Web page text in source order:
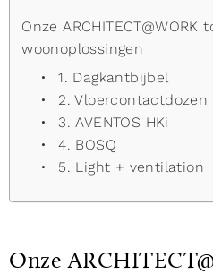
Onze
woonoplossingen
1. Dagkantbijbel
2. Vloercontactdozen
3. AVENTOS HKi
4. BOSQ
5. Light + ventilation
Onze